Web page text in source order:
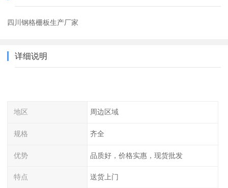
四川钢格栅板生产厂家
详细说明
地区 周边区域
规格 齐全
优势 品质好，价格实惠，现货批发
特点 送货上门